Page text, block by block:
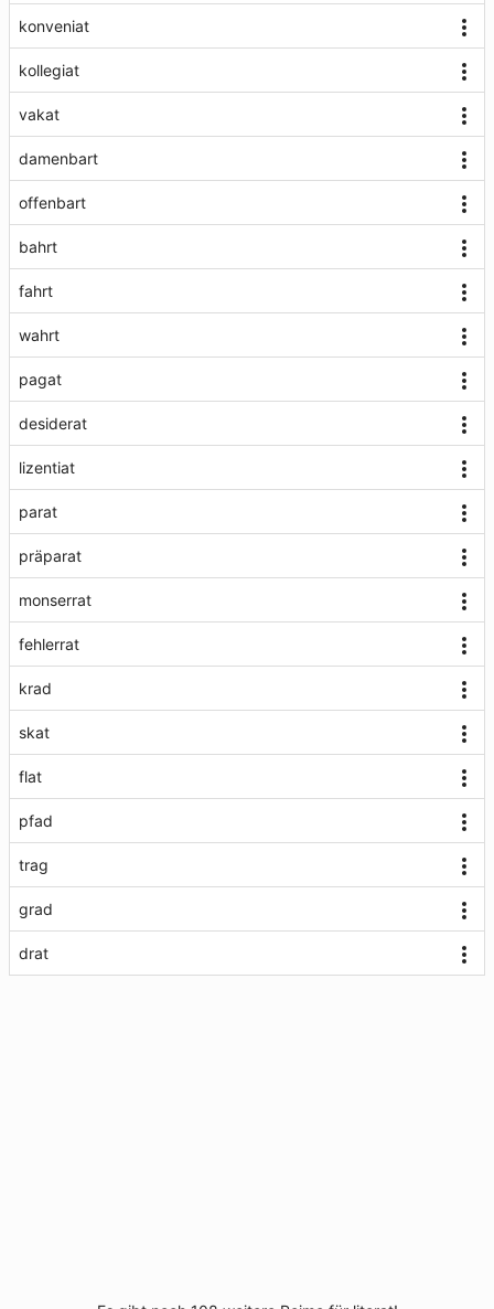
konveniat
kollegiat
vakat
damenbart
offenbart
bahrt
fahrt
wahrt
pagat
desiderat
lizentiat
parat
präparat
monserrat
fehlerrat
krad
skat
flat
pfad
trag
grad
drat